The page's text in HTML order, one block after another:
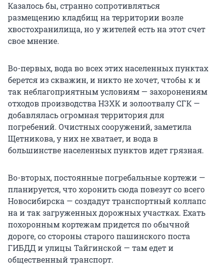
Казалось бы, странно сопротивляться
размещению кладбищ на территории возле
хвостохранилища, но у жителей есть на этот счет
свое мнение.
Во-первых, вода во всех этих населенных пунктах
берется из скважин, и никто не хочет, чтобы к и
так неблагоприятным условиям — захоронениям
отходов производства НЗХК и золоотвалу СГК —
добавлялась огромная территория для
погребений. Очистных сооружений, заметила
Щетникова, у них не хватает, и вода в
большинстве населенных пунктов идет грязная.
Во-вторых, постоянные погребальные кортежи —
планируется, что хоронить сюда повезут со всего
Новосибирска — создадут транспортный коллапс
на и так загруженных дорожных участках. Ехать
похоронным кортежам придется по обычной
дороге, со стороны старого пашинского поста
ГИБДД и улицы Тайгинской — там едет и
общественный транспорт.